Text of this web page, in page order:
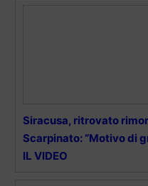
Siracusa, ritrovato
Scarpinato: “Motivo di
IL VIDEO